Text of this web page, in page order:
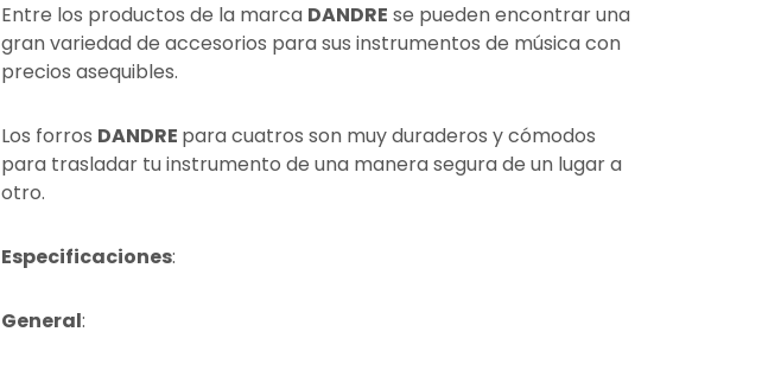
Entre los productos de la marca DANDRE se pueden encontrar una
gran variedad de accesorios para sus instrumentos de música con
precios asequibles.
Los forros DANDRE para cuatros son muy duraderos y cómodos
para trasladar tu instrumento de una manera segura de un lugar a
otro.
Especificaciones:
General: